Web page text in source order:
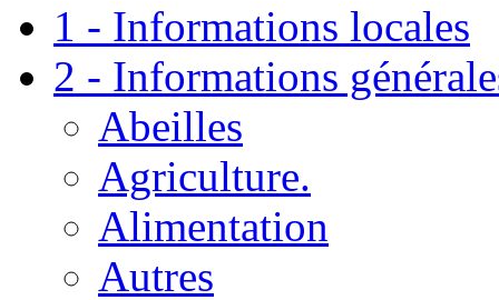
1 - Informations locales
2 - Informations
Abeilles
Agriculture.
Alimentation
Autres